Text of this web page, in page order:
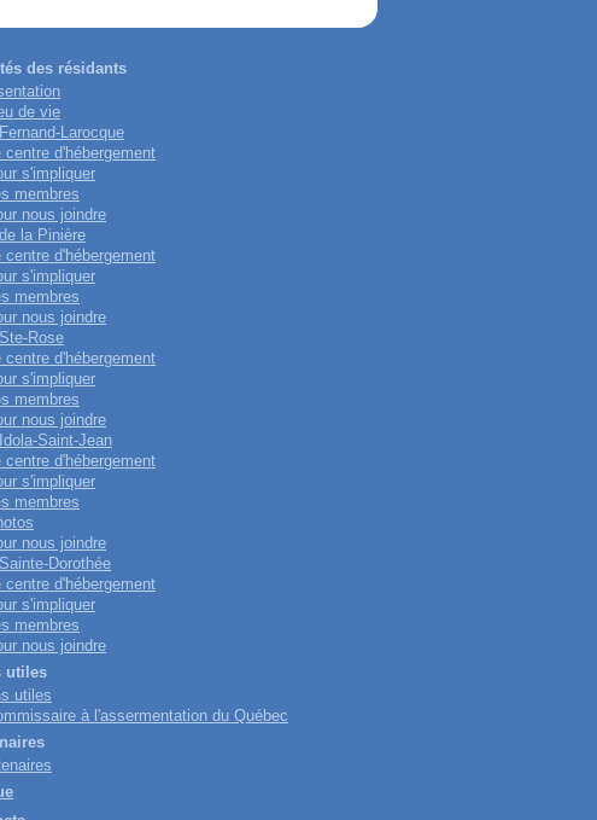
des résidants
de vie
Larocque
centre d'hébergement
s'impliquer
membres
nous joindre
la Pinière
centre d'hébergement
s'impliquer
membres
nous joindre
Rose
centre d'hébergement
s'impliquer
membres
nous joindre
Saint-Jean
centre d'hébergement
s'impliquer
membres
nous joindre
Dorothée
centre d'hébergement
s'impliquer
membres
nous joindre
utiles
utiles
à l'assermentation du Québec